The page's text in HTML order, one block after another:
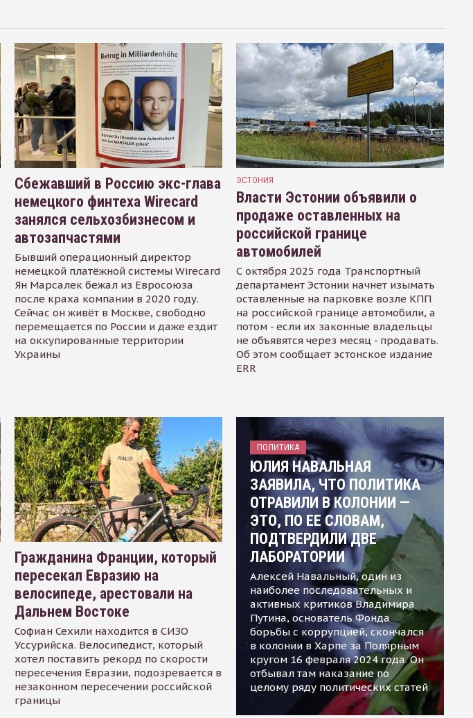
Сбежавший в Россию экс-глава
немецкого финтеха Wirecard
занялся сельхозбизнесом и
автозапчастями
Бывший операционный директор
немецкой платёжной системы Wirecard
Ян Марсалек бежал из Евросоюза
после краха компании в 2020 году.
Сейчас он живёт в Москве, свободно
перемещается по России и даже ездит
на оккупированные территории
Украины
ЭСТОНИЯ
Власти Эстонии объявили о
продаже оставленных на
российской границе
автомобилей
С октября 2025 года Транспортный
департамент Эстонии начнет изымать
оставленные на парковке возле КПП
на российской границе автомобили, а
потом - если их законные владельцы
не объявятся через месяц - продавать.
Об этом сообщает эстонское издание
ERR
Гражданина Франции, который
пересекал Евразию на
велосипеде, арестовали на
Дальнем Востоке
Софиан Сехили находится в СИЗО
Уссурийска. Велосипедист, который
хотел поставить рекорд по скорости
пересечения Евразии, подозревается в
незаконном пересечении российской
границы
ПОЛИТИКА
ЮЛИЯ НАВАЛЬНАЯ
ЗАЯВИЛА, ЧТО ПОЛИТИКА
ОТРАВИЛИ В КОЛОНИИ —
ЭТО, ПО ЕЕ СЛОВАМ,
ПОДТВЕРДИЛИ ДВЕ
ЛАБОРАТОРИИ
Алексей Навальный, один из
наиболее последовательных и
активных критиков Владимира
Путина, основатель Фонда
борьбы с коррупцией, скончался
в колонии в Харпе за Полярным
кругом 16 февраля 2024 года. Он
отбывал там наказание по
целому ряду политических статей